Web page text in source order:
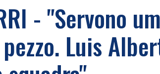
- "Servono
Luis